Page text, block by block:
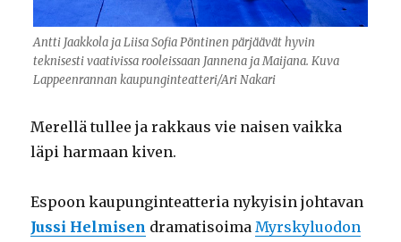
Antti Jaakkola ja Liisa Sofia Pöntinen pärjäävät hyvin
teknisesti vaativissa rooleissaan Jannena ja Maijana. Kuva
Lappeenrannan kaupunginteatteri/Ari Nakari
Merellä tullee ja rakkaus vie naisen vaikka
läpi harmaan kiven.
Espoon kaupunginteatteria nykyisin johtavan
Jussi Helmisen dramatisoimaMyrskyluodon